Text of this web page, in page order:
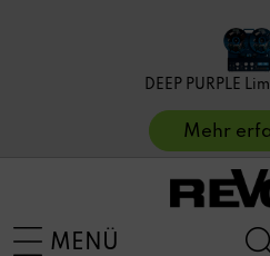
DEEP PURPLE
Mehr
MENÜ